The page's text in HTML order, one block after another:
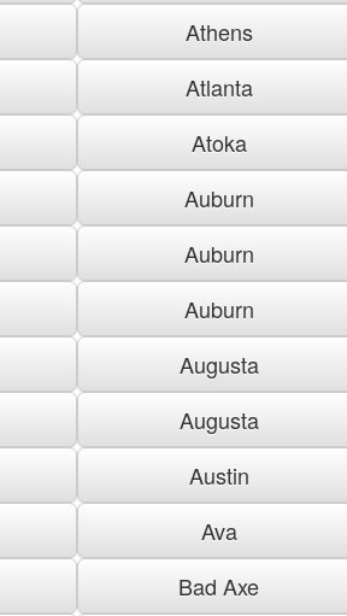
Athens
Atlanta
Atoka
Auburn
Auburn
Auburn
Augusta
Augusta
Austin
Ava
Bad Axe